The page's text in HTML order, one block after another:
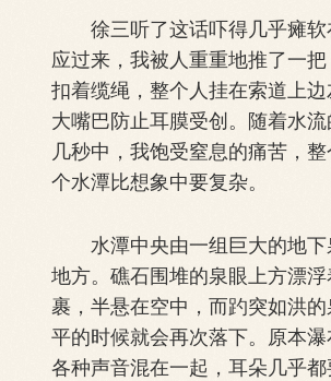
徐三听了这话吓得几乎瘫软
应过来，我被人重重地推了一
扣着缆绳，整个人挂在索道上
大嘴巴防止耳膜受创。随着水
几秒中，我饱受窒息的痛苦，
个水潭比想象中要复杂。
水潭中央由一组巨大的地下
地方。礁石围堆的泉眼上方漂
裹，半悬在空中，而趵突如洪
平的时候就会再次落下。原本
各种声音混在一起，耳朵几乎都